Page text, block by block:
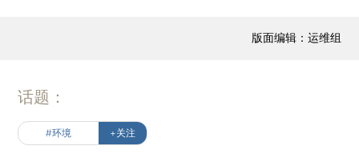
版面编辑：运维组
话题：
#环境 +关注